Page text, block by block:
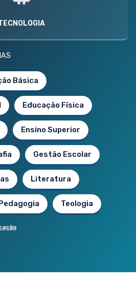
Básica
Educação Física
Ensino Superior
Gestão Escolar
Literatura
Teologia